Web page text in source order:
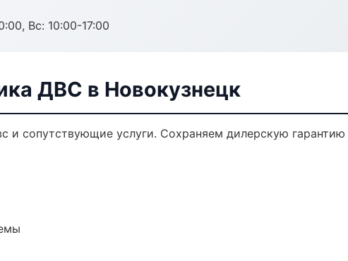
Вс: 10:00-17:00
ДВС в Новокузнецк
и сопутствующие услуги. Сохраняем дилерскую